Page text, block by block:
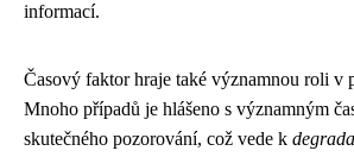
informací.
Časový faktor hraje také významnou roli v
Mnoho případů je hlášeno s významným
skutečného pozorování, což vede k